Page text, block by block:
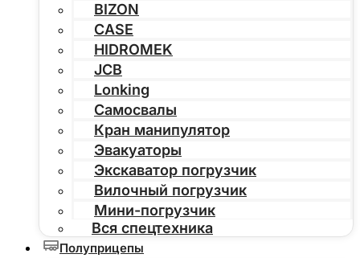
BIZON
CASE
HIDROMEK
JCB
Lonking
Самосвалы
Кран манипулятор
Эвакуаторы
Экскаватор погрузчик
Вилочный погрузчик
Мини-погрузчик
Вся спецтехника
Полуприцепы